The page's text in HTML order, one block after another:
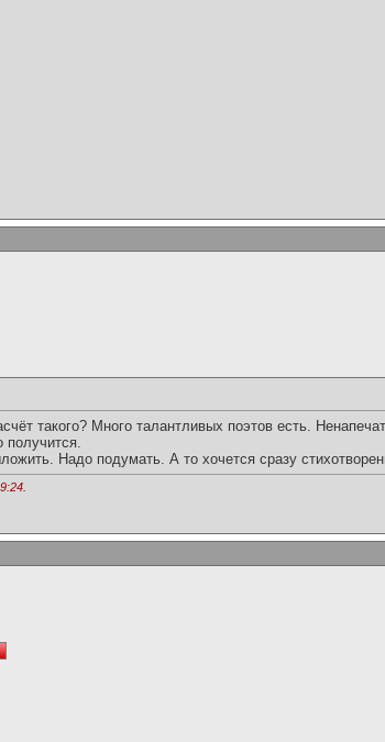
такого? Много талантливых поэтов есть.
получится.
Надо подумать. А то хочется сразу